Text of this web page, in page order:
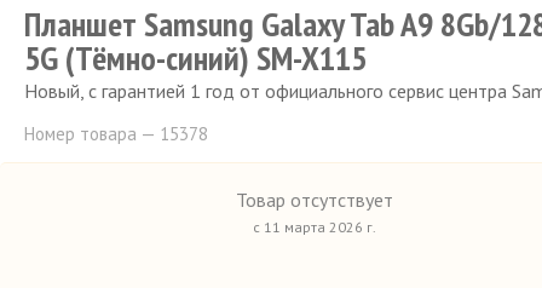
Планшет Samsung Galaxy Tab A9 8Gb/
5G (Тёмно-синий) SM-X115
Новый, с гарантией 1 год от официального сервис центра
Номер товара — 15378
Товар отсутствует
с 11 марта 2026 г.